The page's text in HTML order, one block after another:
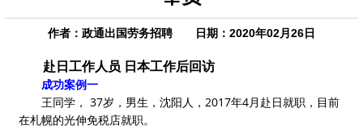
作者：政通出国劳务招聘 日期：2020年02月26日
赴日工作人员 日本工作后回访
成功案例一
王同学， 37岁，男生，沈阳人，2017年4月赴日就职，目前
在札幌的光伸免税店就职。